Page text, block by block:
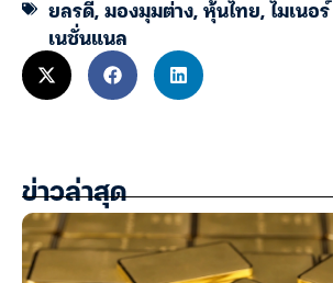
ยลรดี,มองมุมต่าง,หุ้นไทย,ไมเนอ
เนชั่นแนล
ข่าวล่าสุด